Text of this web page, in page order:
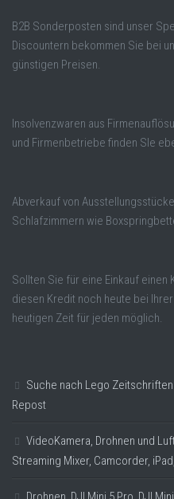
B2B Sonderposten sind unser
Discountern bekommen Sie bei
günstigen Preisen.
Insolvenzwaren aus
und Firmenbetriebe finden SIe
Abverkauf von
Schlafzimmern wie
Sollten Sie für eine Einkauf
diesen Kredit noch heute bei
heutigen Zeit für jeden möglich.
Suche nach Lego
Repost
VideoKamera, Drohnen und
Streaming Mixer, Camcorder,